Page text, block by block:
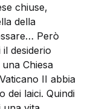
chiuse,
della
Però
desiderio
Chiesa
II abbia
dei laici. Quindi